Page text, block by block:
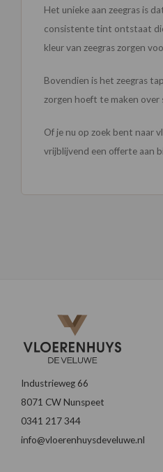
Het unieke aan zeegras is
consistente tint ontstaat
kleur van zeegras zorgen
Bovendien is het zeegras
zorgen hoeft te maken over
Of je nu op zoek bent naar
vrijblijvend een offerte aan
Industrieweg 66
8071 CW Nunspeet
0341 217 344
info@vloerenhuysdeveluwe.nl